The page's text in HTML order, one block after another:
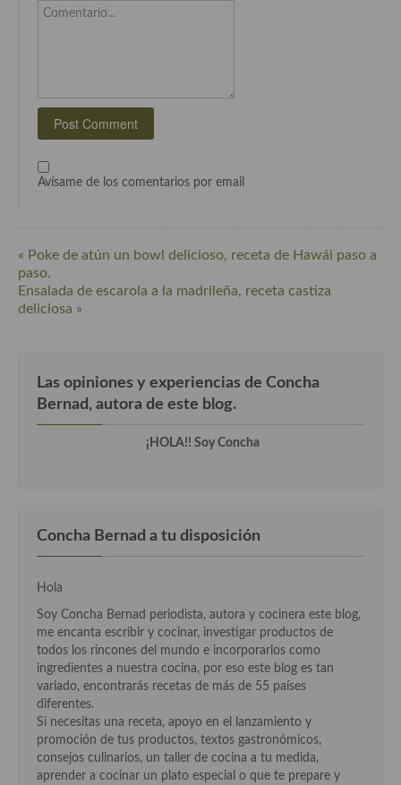
Cocina Belga
Cocina Britanica
Cocina Bulgara
Cocina de Polonia
Cocina de Ucrania
Cocina Francesa
Cocina Griega
Cocina Irlanda
Cocina Polaca
Cocina portuguesa
Cocina Rusa
Cocina Sueca
Cocina Suiza
Comentario...
Avísame de los comentarios por email
« Poke de atún un bowl delicioso, receta de Hawái paso a
paso.
Ensalada de escarola a la madrileña, receta castiza
deliciosa »
Las opiniones y experiencias de Concha
Bernad, autora de este blog.
¡HOLA!! Soy Concha
Concha Bernad a tu disposición
Hola
Soy Concha Bernad periodista, autora y cocinera este blog,
me encanta escribir y cocinar, investigar productos de
todos los rincones del mundo e incorporarlos como
ingredientes a nuestra cocina, por eso este blog es tan
variado, encontrarás recetas de más de 55 países
diferentes.
Si necesitas una receta, apoyo en el lanzamiento y
promoción de tus productos, textos gastronómicos,
consejos culinarios, un taller de cocina a tu medida,
aprender a cocinar un plato especial o que te prepare y